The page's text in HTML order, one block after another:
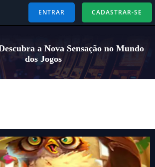
Pular
para
ENTRAR CADASTRAR-SE
a Nova Sensação no Mundo
dos Jogos